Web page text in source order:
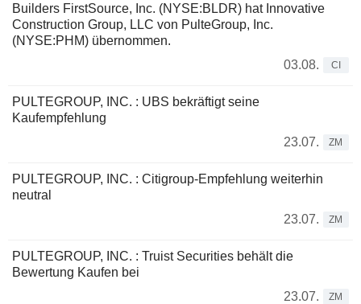
Builders FirstSource, Inc. (NYSE:BLDR) hat Innovative
Construction Group, LLC von PulteGroup, Inc.
(NYSE:PHM) übernommen.
03.08.
CI
PULTEGROUP, INC. : UBS bekräftigt seine
Kaufempfehlung
23.07.
ZM
PULTEGROUP, INC. : Citigroup-Empfehlung weiterhin
neutral
23.07.
ZM
PULTEGROUP, INC. : Truist Securities behält die
Bewertung Kaufen bei
23.07.
ZM